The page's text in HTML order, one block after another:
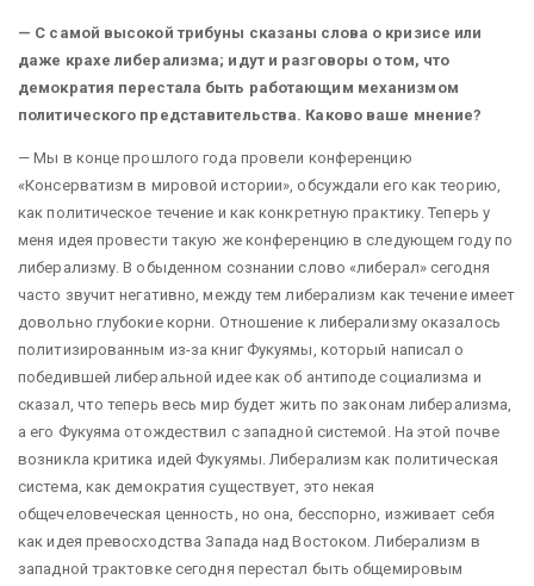
— С самой высокой трибуны сказаны слова о кризисе или
даже крахе либерализма; идут и разговоры о том, что
демократия перестала быть работающим механизмом
политического представительства. Каково ваше мнение?
— Мы в конце прошлого года провели конференцию
«Консерватизм в мировой истории», обсуждали его как теорию,
как политическое течение и как конкретную практику. Теперь у
меня идея провести такую же конференцию в следующем году по
либерализму. В обыденном сознании слово «либерал» сегодня
часто звучит негативно, между тем либерализм как течение имеет
довольно глубокие корни. Отношение к либерализму оказалось
политизированным из-за книг Фукуямы, который написал о
победившей либеральной идее как об антиподе социализма и
сказал, что теперь весь мир будет жить по законам либерализма,
а его Фукуяма отождествил с западной системой. На этой почве
возникла критика идей Фукуямы. Либерализм как политическая
система, как демократия существует, это некая
общечеловеческая ценность, но она, бесспорно, изживает себя
как идея превосходства Запада над Востоком. Либерализм в
западной трактовке сегодня перестал быть общемировым